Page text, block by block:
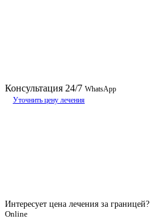
Консультация 24/7 WhatsApp
Уточнить цену лечения
Интересует цена лечения за границей?
Online